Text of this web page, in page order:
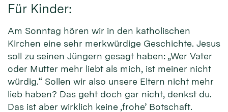
Für Kinder:
Am Sonntag hören wir in den katholischen
Kirchen eine sehr merkwürdige Geschichte. Jesus
soll zu seinen Jüngern gesagt haben: „Wer Vater
oder Mutter mehr liebt als mich, ist meiner nicht
würdig.“ Sollen wir also unsere Eltern nicht mehr
lieb haben? Das geht doch gar nicht, denkst du.
Das ist aber wirklich keine ‚frohe’ Botschaft.